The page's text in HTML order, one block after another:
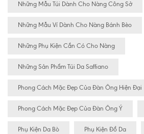
Những Mẫu Túi Dành Cho Nàng Công Sở
Những Mẫu Ví Dành Cho Nàng Bánh Bèo
Những Phụ Kiện Cần Có Cho Nàng
Những Sản Phẩm Túi Da Saffiano
Phong Cách Mặc Đẹp Của Đàn Ông Hiện Đại
Phong Cách Mặc Đẹp Của Đàn Ông Ý
Phụ Kiện Da Bò Phụ Kiện Đồ Da